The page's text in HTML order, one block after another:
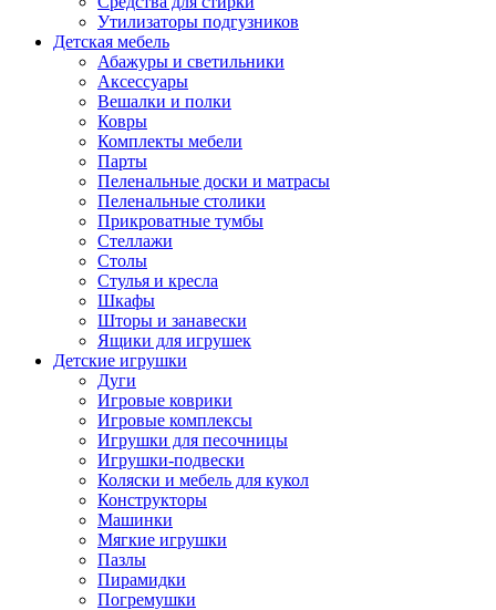
Утилизаторы подгузников
Детская мебель
Абажуры и светильники
Аксессуары
Вешалки и полки
Ковры
Комплекты мебели
Парты
Пеленальные доски и матрасы
Пеленальные столики
Прикроватные тумбы
Стеллажи
Столы
Стулья и кресла
Шкафы
Шторы и занавески
Ящики для игрушек
Детские игрушки
Дуги
Игровые коврики
Игровые комплексы
Игрушки для песочницы
Игрушки-подвески
Коляски и мебель для кукол
Конструкторы
Машинки
Мягкие игрушки
Пазлы
Пирамидки
Погремушки